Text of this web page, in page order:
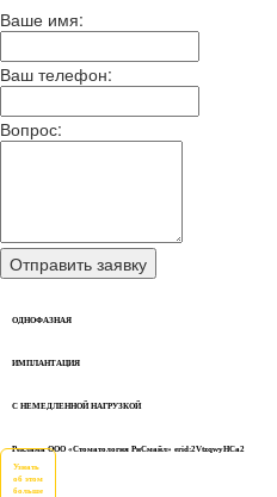
Ваше имя:
Ваш телефон:
Вопрос:
ОДНОФАЗНАЯ
ИМПЛАНТАЦИЯ
С НЕМЕДЛЕННОЙ НАГРУЗКОЙ
Реклама ООО «Стоматология РиСмайл» erid:2VtzqwyHCa2
Узнать
об этом
больше